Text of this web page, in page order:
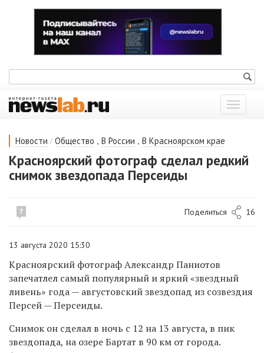
Показать
меню
Новости / Общество , В России , В Красноярском крае
Красноярский фотограф сделал редкий
снимок звездопада Персеиды
7 Поделиться 16
13 августа 2020 15:30
Красноярский фотограф Александр Паниотов
запечатлел самый популярный и яркий «звездный
ливень» года — августовскийзвездопад из созвездия
Персей — Персеиды.
Снимок он сделал в ночь с 12 на 13 августа, в пик
звездопада, на озере Бартат в 90 км от города.